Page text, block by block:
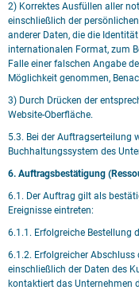
2) Korrektes Ausfüllen aller
einschließlich der
anderer Daten, die die
internationalen Format, zum
Falle einer falschen Angabe
Möglichkeit genommen,
3) Durch Drücken der
Website-Oberfläche.
5.3. Bei der Auftragserteilung
Buchhaltungssystem des
6. Auftragsbestätigung
6.1. Der Auftrag gilt als
Ereignisse eintreten:
6.1.1. Erfolgreiche Bestellung
6.1.2. Erfolgreicher
einschließlich der Daten des
kontaktiert das Unternehmen